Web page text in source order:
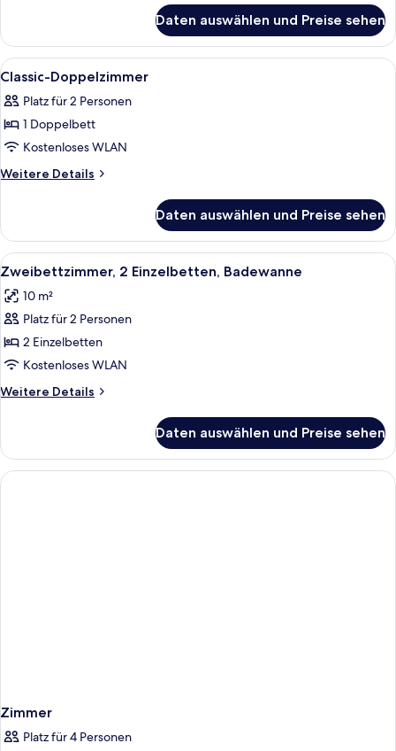
Doppelzimmer,
Badewanne
Daten auswählen und Preise sehen
Alle
Fotos
für
Classic-
Doppelzimmer
anzeigen
Ein Schlafzimmer mit einem Bett,
4
Classic-Doppelzimmer
Platz für 2 Personen
1 Doppelbett
Kostenloses WLAN
Weitere Details
Weitere
Doppelzimmer
Daten auswählen und Preise sehen
Alle
Fotos
für
Zweibettzimmer,
2 Einzelbetten,
Badewanne
anzeigen
Ein Hotelzimmer mit zwei Betten,
3
Zweibettzimmer, 2 Einzelbetten, Badewanne
10 m²
Platz für 2 Personen
2 Einzelbetten
Kostenloses WLAN
Weitere Details
Weitere
2 Einzelbetten,
Badewanne
Daten auswählen und Preise sehen
Zimmer
Platz für 4 Personen